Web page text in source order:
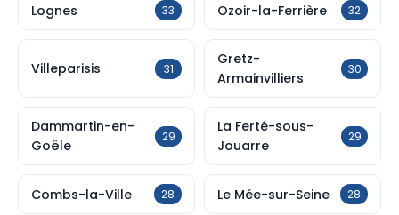
Lognes 33 Ozoir-la-Ferrière 32
Villeparisis 31
Gretz-
Armainvilliers
30
Dammartin-en-
Goële
29
La Ferté-sous-
Jouarre
29
Combs-la-Ville 28 Le Mée-sur-Seine 28